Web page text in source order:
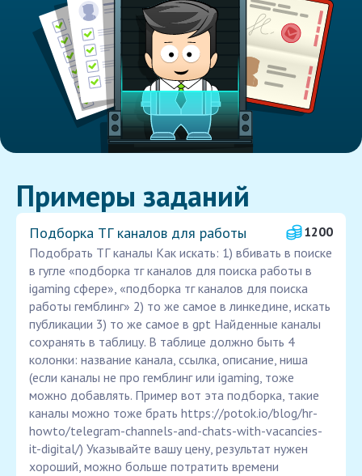
Примеры заданий
Подборка ТГ каналов для работы
1200
Подобрать ТГ каналы Как искать: 1) вбивать в поиске
в гугле «подборка тг каналов для поиска работы в
igaming сфере», «подборка тг каналов для поиска
работы гемблинг» 2) то же самое в линкедине, искать
публикации 3) то же самое в gpt Найденные каналы
сохранять в таблицу. В таблице должно быть 4
колонки: название канала, ссылка, описание, ниша
(если каналы не про гемблинг или igaming, тоже
можно добавлять. Пример вот эта подборка, такие
каналы можно тоже брать https://potok.io/blog/hr-
howto/telegram-channels-and-chats-with-vacancies-
it-digital/) Указывайте вашу цену, результат нужен
хороший, можно больше потратить времени